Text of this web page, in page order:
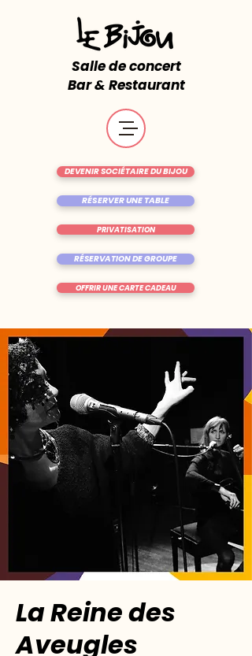
Salle de concert
Bar & Restaurant
RÉSERVER UNE TABLE
OFFRIR UNE CARTE CADEAU
DEVENIR SOCIÉTAIRE DU BIJOU
RÉSERVATION DE GROUPE
PRIVATISATION
La Reine des
Aveugles